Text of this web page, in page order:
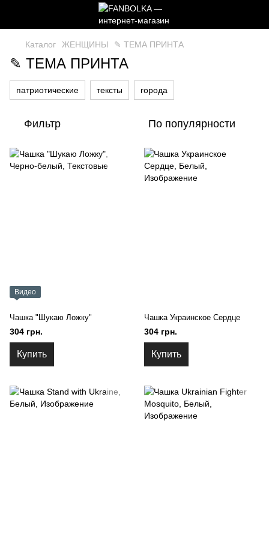
Каталог ЖЕНЩИНЫ ✎ ТЕМА ПРИНТА
✎ ТЕМА ПРИНТА
патриотические тексты города
Фильтр По популярности
Видео
Чашка "Шукаю Ложку"
304 грн.
Купить
Чашка Украинское Сердце
304 грн.
Купить